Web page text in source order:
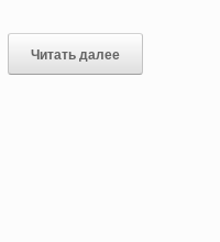
Читать далее